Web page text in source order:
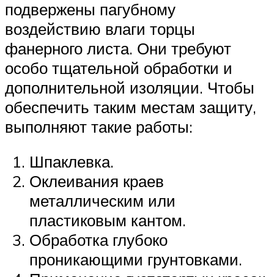
подвержены пагубному
воздействию влаги торцы
фанерного листа. Они требуют
особо тщательной обработки и
дополнительной изоляции. Чтобы
обеспечить таким местам защиту,
выполняют такие работы:
Шпаклевка.
Оклеивания краев
металлическим или
пластиковым кантом.
Обработка глубоко
проникающими грунтовками.